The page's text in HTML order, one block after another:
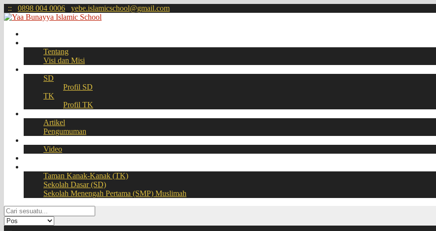
:: 0898 004 0006 yebe.islamicschool@gmail.com
Tentang
Visi dan Misi
SD
Profil SD
TK
Profil TK
Artikel
Pengumuman
Video
Taman Kanak-Kanak (TK)
Sekolah Dasar (SD)
Sekolah Menengah Pertama (SMP) Muslimah